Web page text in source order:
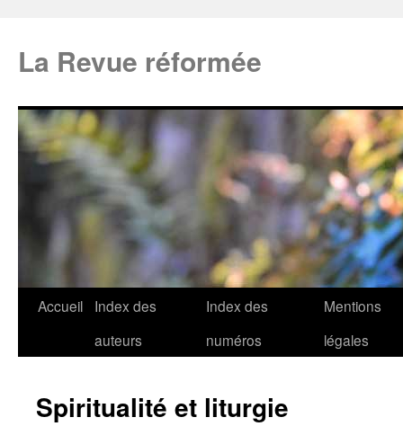
La Revue réformée
Accueil
Index des
auteurs
Index des
numéros
Mentions
légales
Spiritualité et liturgie